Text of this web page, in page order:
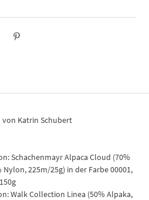
Katrin Schubert
Schachenmayr Alpaca Cloud (70%
Nylon, 225m/25g) in der Farbe 00001,
Walk Collection Linea (50% Alpaka,